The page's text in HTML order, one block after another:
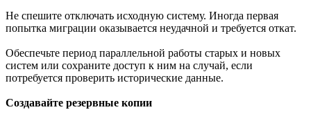
Не спешите отключать исходную систему. Иногда первая
попытка миграции оказывается неудачной и требуется откат.
Обеспечьте период параллельной работы старых и новых
систем или сохраните доступ к ним на случай, если
потребуется проверить исторические данные.
Создавайте резервные копии